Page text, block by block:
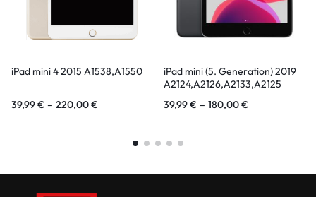
iPad mini 4 2015 A1538,A1550
39,99€ – 220,00€
iPad mini (5. Generation) 2019
A2124,A2126,A2133,A2125
39,99€ – 180,00€